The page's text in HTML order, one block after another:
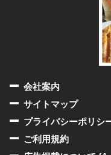
会社案内
サイトマップ
プライバシーポリシ
ご利用規約